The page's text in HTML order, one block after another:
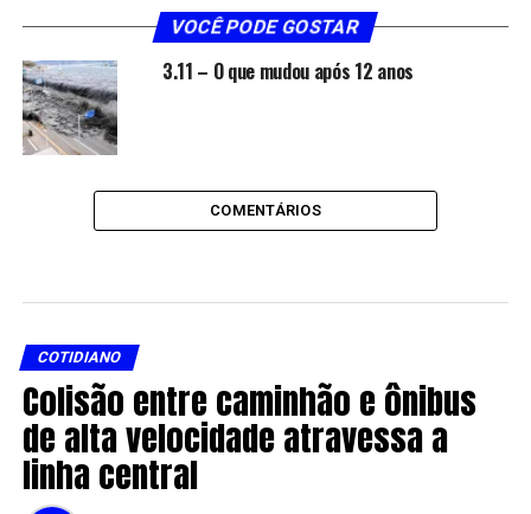
VOCÊ PODE GOSTAR
3.11 – O que mudou após 12 anos
COMENTÁRIOS
COTIDIANO
Colisão entre caminhão e ônibus
de alta velocidade atravessa a
linha central